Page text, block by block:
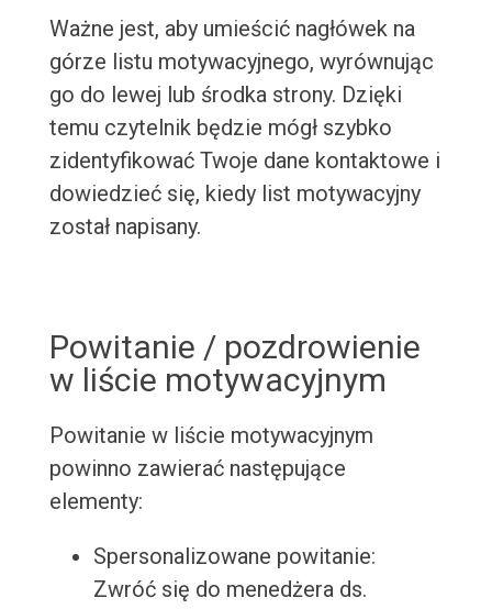
Ważne jest, aby umieścić nagłówek na
górze listu motywacyjnego, wyrównując
go do lewej lub środka strony. Dzięki
temu czytelnik będzie mógł szybko
zidentyfikować Twoje dane kontaktowe i
dowiedzieć się, kiedy list motywacyjny
został napisany.
Powitanie / pozdrowienie
w liście motywacyjnym
Powitanie w liście motywacyjnym
powinno zawierać następujące
elementy:
Spersonalizowane powitanie:
Zwróć się do menedżera ds.